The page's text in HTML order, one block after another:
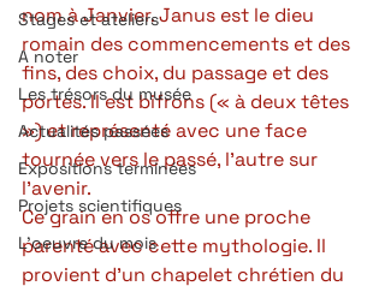
Stages et ateliers
A noter
Les trésors du musée
Actualités passées
Expositions terminées
Projets scientifiques
L'oeuvre du mois
nom à Janvier. Janus est le dieu
romain des commencements et des
fins, des choix, du passage et des
portes. Il est bifrons (« à deux têtes
») et représenté avec une face
tournée vers le passé, l’autre sur
l’avenir.
Ce grain en os offre une proche
parenté avec cette mythologie. Il
provient d’un chapelet chrétien du